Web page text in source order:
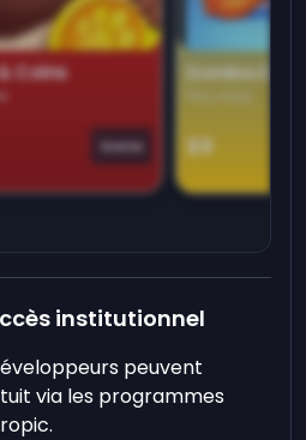
Coins
Game
Domino
$9
institutionnel
peuvent
via les programmes